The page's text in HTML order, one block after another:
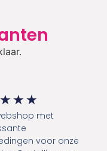
★ ★ ★
met
voor onze